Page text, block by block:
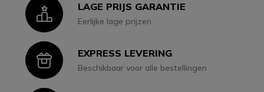
IconLAGE PRIJS GARANTIE
Eerlijke lage prijzen
IconEXPRESS LEVERING
Beschikbaar voor alle bestellingen